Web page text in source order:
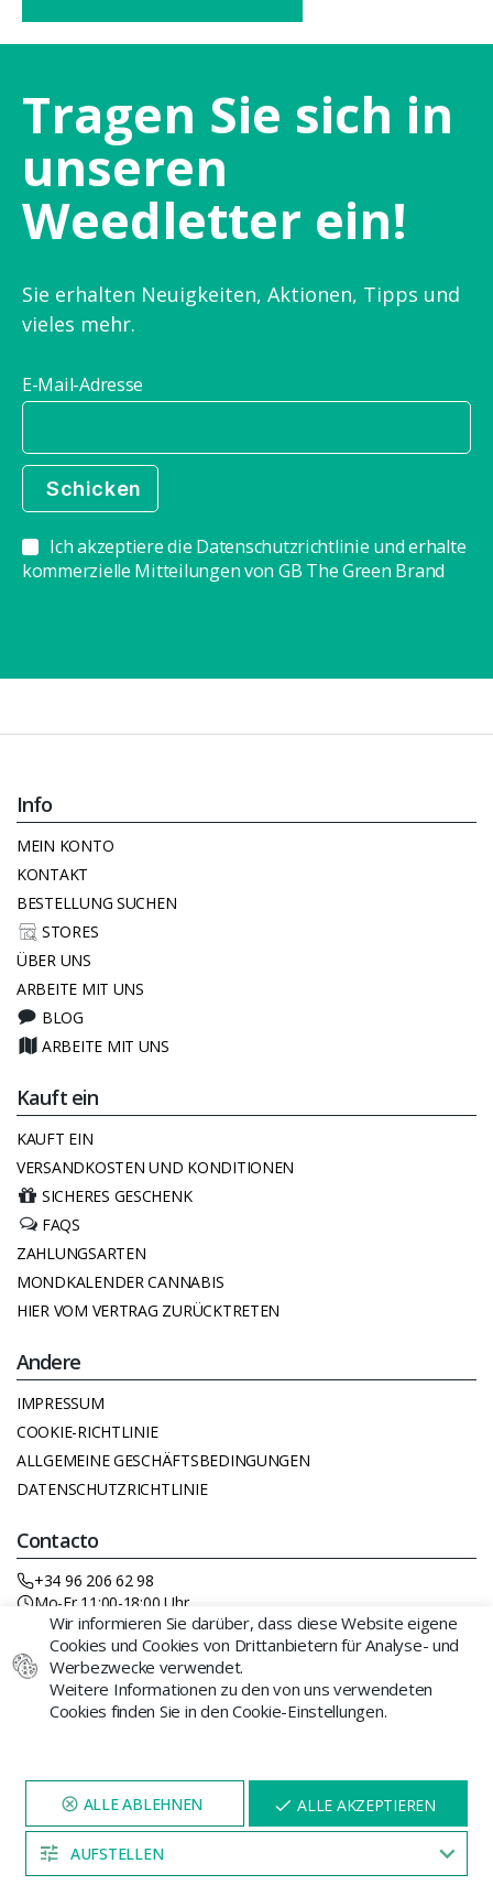
Tragen Sie sich in
unseren
Weedletter ein!
Sie erhalten Neuigkeiten, Aktionen, Tipps und
vieles mehr.
E-Mail-Adresse
Ich akzeptiere die Datenschutzrichtlinie und erhalte
kommerzielle Mitteilungen von GB The Green Brand
Info
MEIN KONTO
KONTAKT
BESTELLUNG SUCHEN
STORES
ÜBER UNS
ARBEITE MIT UNS
BLOG
ARBEITE MIT UNS
Kauft ein
KAUFT EIN
VERSANDKOSTEN UND KONDITIONEN
SICHERES GESCHENK
FAQS
ZAHLUNGSARTEN
MONDKALENDER CANNABIS
HIER VOM VERTRAG ZURÜCKTRETEN
Andere
IMPRESSUM
COOKIE-RICHTLINIE
ALLGEMEINE GESCHÄFTSBEDINGUNGEN
DATENSCHUTZRICHTLINIE
Contacto
+34 96 206 62 98
Mo-Fr 11:00-18:00 Uhr
GROWBARATO DISTRIBUCIONES SL- Av. Castellón 1, Silla
(Valencia) 46460 B-98767239 © 2026 GB The Green Brand
Cannabissamen werden zu Dekorations- und Sammlerzwecken
verkauft. Growbarato.net ist nicht verantwortlich für deren
Wir informieren Sie darüber, dass diese Website eigene
Cookies und Cookies von Drittanbietern für Analyse- und
Werbezwecke verwendet.
Weitere Informationen zu den von uns verwendeten
Cookies finden Sie in den Cookie-Einstellungen.
AUFSTELLEN
ALLE AKZEPTIEREN
BESUCHEN SIE UNSERE WEBSITE
FÜR 5 MINUTEN, UND EIN
RABATTERSCHEINT HIER
04:52